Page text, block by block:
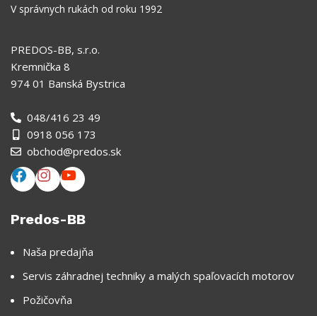
V správnych rukách od roku 1992
PREDOS-BB, s.r.o.
Kremnička 8
974 01 Banská Bystrica
048/416 23 49
0918 056 173
obchod@predos.sk
Predos-BB
Naša predajňa
Servis záhradnej techniky a malých spaľovacích motorov
Požičovňa